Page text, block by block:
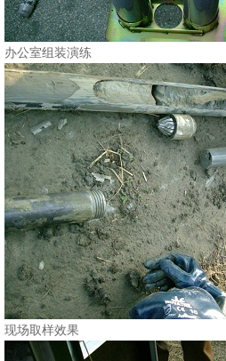
办公室组装演练
现场取样效果